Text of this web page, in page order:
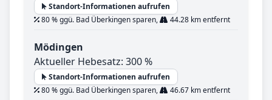
Standort-Informationen aufrufen
80 % ggü. Bad Überkingen sparen,
44.28 km entfernt
Mödingen
Aktueller Hebesatz: 300 %
Standort-Informationen aufrufen
80 % ggü. Bad Überkingen sparen,
46.67 km entfernt